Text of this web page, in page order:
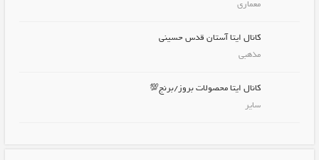
معماری
کانال ایتا آستان قدس حسینی
مذهبی
کانال ایتا محصولات بروز/برنج💯
سایر